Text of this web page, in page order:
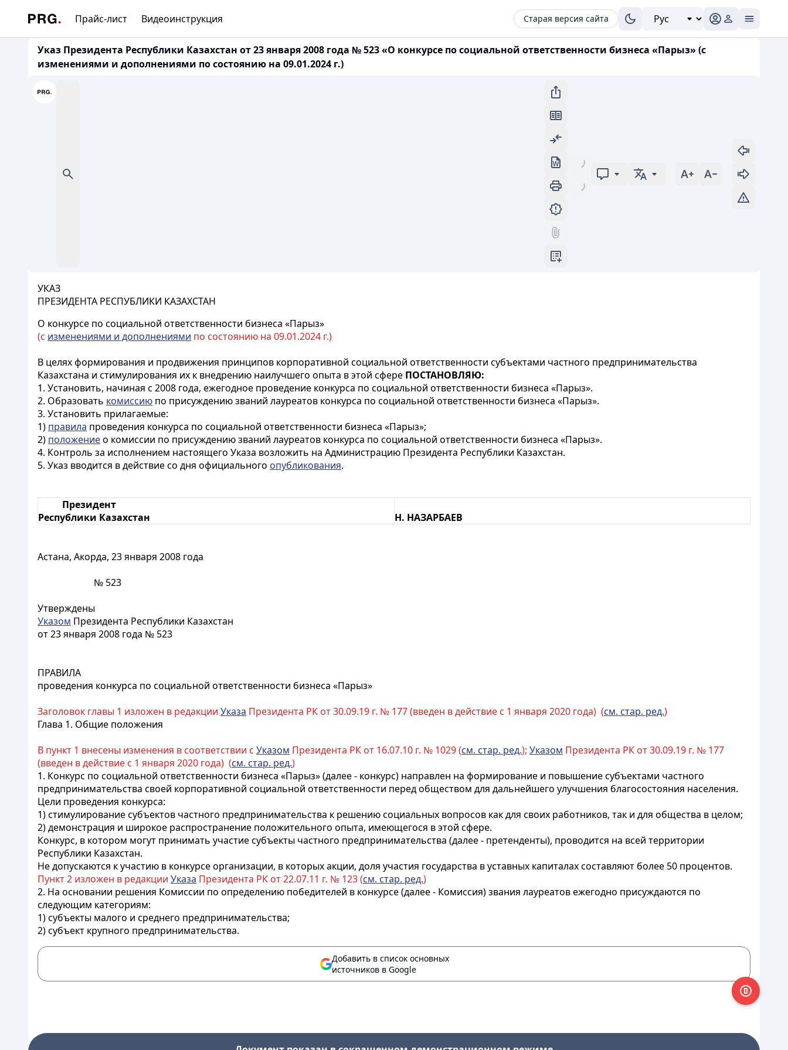
Прайс-лист Видеоинструкция Старая версия сайта
Указ Президента Республики Казахстан от 23 января 2008 года № 523 «О конкурсе по социальной ответственности бизнеса «Парыз» (с
изменениями и дополнениями по состоянию на 09.01.2024 г.)
УКАЗ
ПРЕЗИДЕНТА РЕСПУБЛИКИ КАЗАХСТАН
О конкурсе по социальной ответственности бизнеса «Парыз»
(с изменениями и дополнениями по состоянию на 09.01.2024 г.)
В целяхформирования и продвижения принципов корпоративной социальной ответственности субъектами частного предпринимательства
Казахстана и стимулирования их к внедрению наилучшего опыта в этой сфере ПОСТАНОВЛЯЮ:
1. Установить, начиная с 2008 года, ежегодное проведение конкурса по социальной ответственности бизнеса «Парыз».
2. Образовать комиссию по присуждению званий лауреатов конкурса по социальной ответственности бизнеса «Парыз».
3. Установить прилагаемые:
1) правила проведения конкурса по социальной ответственности бизнеса «Парыз»;
2) положениео комиссии по присуждению званий лауреатов конкурса по социальной ответственности бизнеса «Парыз».
4. Контроль за исполнением настоящего Указа возложить на Администрацию Президента Республики Казахстан.
5. Указ вводится в действие со дня официального опубликования.
Президент
Республики Казахстан
Н. НАЗАРБАЕВ
Астана, Акорда, 23 января 2008 года
№ 523
Утверждены
Указом Президента Республики Казахстан
от 23 января 2008 года № 523
ПРАВИЛА
проведения конкурса по социальной ответственности бизнеса «Парыз»
Заголовок главы 1 изложен в редакции Указа Президента РК от 30.09.19 г. № 177 (введен в действие с 1 января 2020 года) (см. стар. ред.)
Глава 1. Общие положения
В пункт 1 внесены изменения в соответствии с Указом Президента РК от 16.07.10 г. № 1029 (см. стар. ред.); Указом Президента РК от 30.09.19 г. № 177
(введен в действие с 1 января 2020 года) (см. стар. ред.)
1. Конкурс по социальной ответственности бизнеса «Парыз» (далее - конкурс) направлен на формирование и повышение субъектами частного
предпринимательства своей корпоративной социальной ответственности перед обществом для дальнейшего улучшения благосостояния населения.
Цели проведения конкурса:
1) стимулирование субъектов частного предпринимательства к решению социальных вопросов как для своих работников, так и для общества в целом;
2) демонстрация и широкое распространение положительного опыта, имеющегося в этой сфере.
Конкурс, в котором могут принимать участие субъекты частного предпринимательства (далее - претенденты), проводится на всей территории
Республики Казахстан.
Не допускаются к участию в конкурсе организации, в которых акции, доля участия государства в уставных капиталах составляют более 50 процентов.
Пункт 2 изложен в редакции Указа Президента РК от 22.07.11 г. № 123 (см. стар. ред.)
2. На основании решения Комиссии по определению победителей в конкурсе (далее - Комиссия) звания лауреатов ежегодно присуждаются по
следующим категориям:
1) субъекты малого и среднего предпринимательства;
2) субъект крупного предпринимательства.
Добавить в список основных
источников в Google